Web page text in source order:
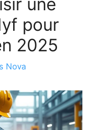
pour
2025
Nova